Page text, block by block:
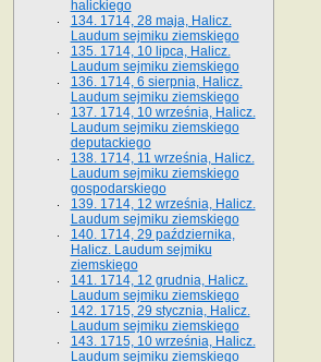
halickiego
134. 1714, 28 maja, Halicz.
Laudum sejmiku ziemskiego
135. 1714, 10 lipca, Halicz.
Laudum sejmiku ziemskiego
136. 1714, 6 sierpnia, Halicz.
Laudum sejmiku ziemskiego
137. 1714, 10 września, Halicz.
Laudum sejmiku ziemskiego
deputackiego
138. 1714, 11 września, Halicz.
Laudum sejmiku ziemskiego
gospodarskiego
139. 1714, 12 września, Halicz.
Laudum sejmiku ziemskiego
140. 1714, 29 października,
Halicz. Laudum sejmiku
ziemskiego
141. 1714, 12 grudnia, Halicz.
Laudum sejmiku ziemskiego
142. 1715, 29 stycznia, Halicz.
Laudum sejmiku ziemskiego
143. 1715, 10 września, Halicz.
Laudum sejmiku ziemskiego